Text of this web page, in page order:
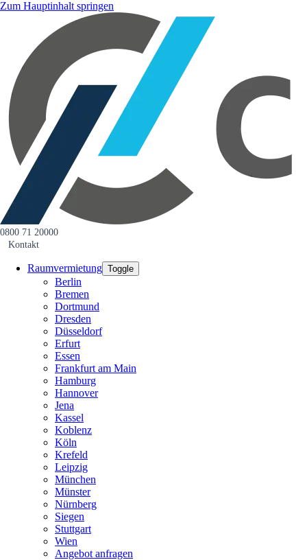
Zum Hauptinhalt springen
0800 71 20000
Kontakt
Raumvermietung Toggle
Berlin
Bremen
Dortmund
Dresden
Düsseldorf
Erfurt
Essen
Frankfurt am Main
Hamburg
Hannover
Jena
Kassel
Koblenz
Köln
Krefeld
Leipzig
München
Münster
Nürnberg
Siegen
Stuttgart
Wien
Angebot anfragen